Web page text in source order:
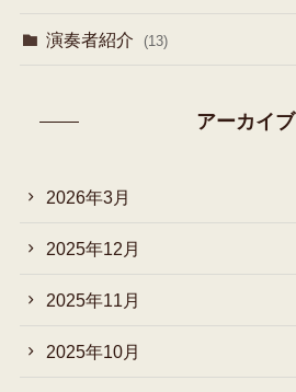
演奏者紹介 (13)
アーカイブ
2026年3月
2025年12月
2025年11月
2025年10月